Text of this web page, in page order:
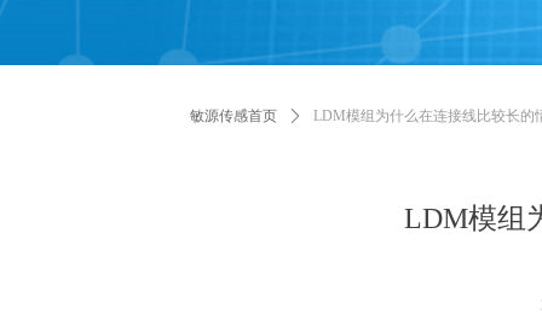
LDM模组
敏源传感首页 ꄲ LDM模组为什么在连接线比较长的